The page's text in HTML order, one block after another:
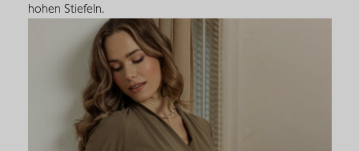
hohen Stiefeln.